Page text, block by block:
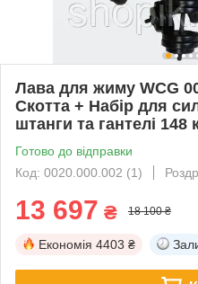
Лава для жиму WCG
Скотта + Набір для
штанги та гантелі 148
Готово до відправки
Код: 0020.000.002 (1)
13 697 ₴ 18 100 ₴
Економія 4403 ₴